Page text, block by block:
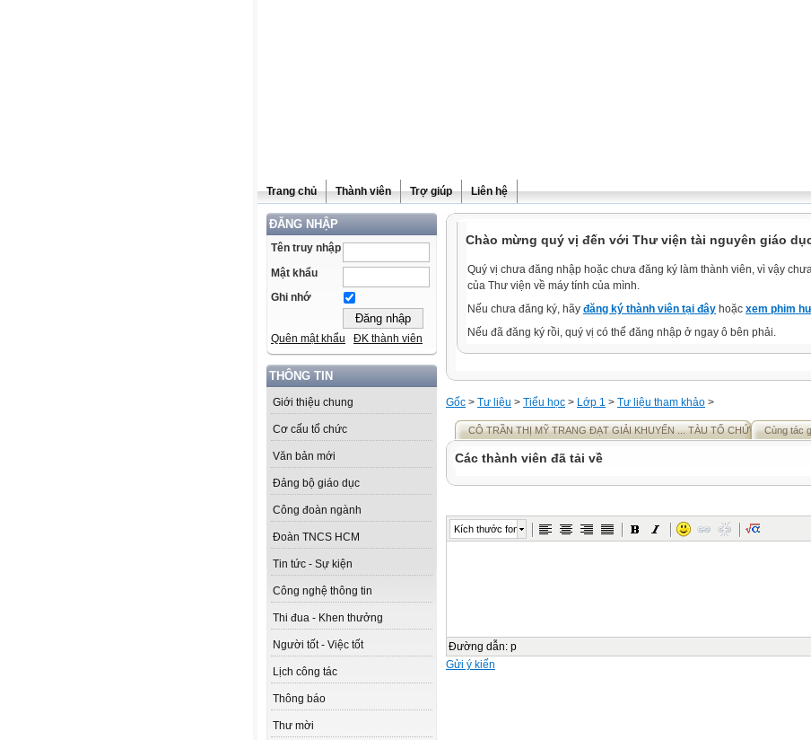
Trang chủ Thành viên Trợ giúp Liên hệ
ĐĂNG NHẬP
Tên truy nhập
Mật khẩu
Ghi nhớ
Quên mật khẩu ĐK thành viên
THÔNG TIN
Giới thiệu chung
Cơ cấu tổ chức
Văn bản mới
Đảng bộ giáo dục
Công đoàn ngành
Đoàn TNCS HCM
Tin tức - Sự kiện
Công nghệ thông tin
Thi đua - Khen thưởng
Người tốt - Việc tốt
Lịch công tác
Thông báo
Thư mời
Chào mừng quý vị đến với Thư viện tài nguyên giáo
Quý vị chưa đăng nhập hoặc chưa đăng ký làm thành viên, vì vậy
của Thư viện về máy tính của mình.
Nếu chưa đăng ký, hãy đăng ký thành viên tại đây hoặc xem phim
Nếu đã đăng ký rồi, quý vị có thể đăng nhập ở ngay ô bên phải.
Gốc > Tư liệu > Tiểu học > Lớp 1 > Tư liệu tham khảo >
CÔ TRẦN THỊ MỸ TRANG ĐẠT GIẢI KHUYẾN ... TÀU TỔ CHỨC Cùng tác
Các thành viên đã tải về
Kích thước font
Đường dẫn: p
Gửi ý kiến